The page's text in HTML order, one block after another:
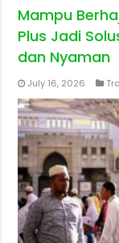
Mampu
Plus Jadi
dan Nyaman
July 16, 2026